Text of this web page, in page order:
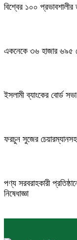
বিশ্বের ১০০ প্রভাবশালীর
একনেকে ৩৬ হাজার ৬৯৫
ইসলামী ব্যাংকের বোর্ড
ফরচুন সুজের চেয়ারম্যানসহ
পণ্য সরবরাহকারী
নিষেধাজ্ঞা